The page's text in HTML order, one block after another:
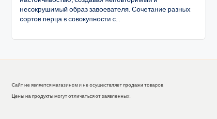
несокрушимый образ завоевателя. Сочетание разных
сортов перца в совокупности с...
Сайт не является магазином и не осуществляет продажи товаров.
Цены на продукты могут отличаться от заявленных.